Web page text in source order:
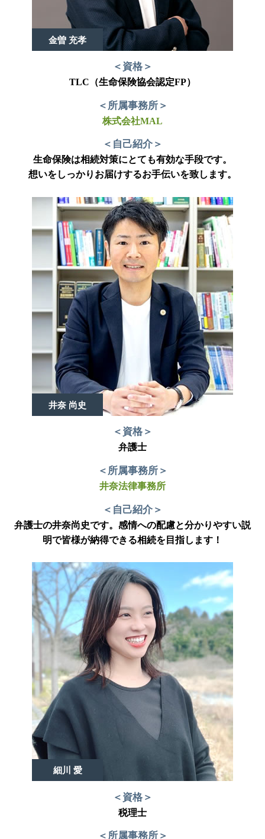
金曽 充孝
＜資格＞
TLC（生命保険協会認定FP）
＜所属事務所＞
株式会社MAL
＜自己紹介＞
生命保険は相続対策にとても有効な手段です。
想いをしっかりお届けするお手伝いを致します。
井奈 尚史
＜資格＞
弁護士
＜所属事務所＞
井奈法律事務所
＜自己紹介＞
弁護士の井奈尚史です。感情への配慮と分かりやすい説
明で皆様が納得できる相続を目指します！
細川 愛
＜資格＞
税理士
＜所属事務所＞